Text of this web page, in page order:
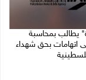
يطالب بمحاسبة
اتهامات بحق شهداء